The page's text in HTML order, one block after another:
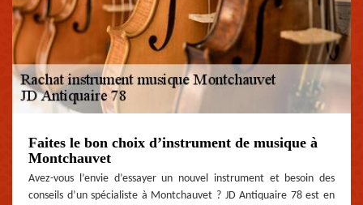
Faites le bon choix d’instrument de musique à
Montchauvet
Avez-vous l’envie d’essayer un nouvel instrument et besoin des
conseils d’un spécialiste à Montchauvet ? JD Antiquaire 78 est en